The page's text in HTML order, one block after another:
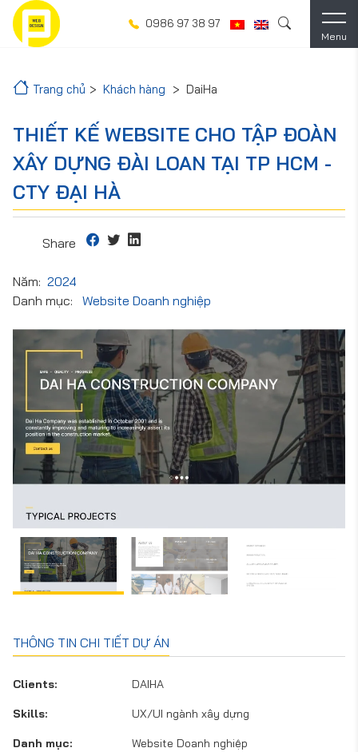
Menu
0986 97 38 97
Trang chủ Khách hàng DaiHa
THIẾT KẾ WEBSITE CHO TẬP ĐOÀN
XÂY DỰNG ĐÀI LOAN TẠI TP HCM -
CTY ĐẠI HÀ
Share
Năm: 2024
Danh mục:
Website Doanh nghiệp
THÔNG TIN CHI TIẾT DỰ ÁN
Clients: DAIHA
Skills: UX/UI ngành xây dựng
Danh mục: Website Doanh nghiệp